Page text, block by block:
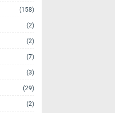
(158)
(2)
(2)
(7)
(3)
(29)
(2)